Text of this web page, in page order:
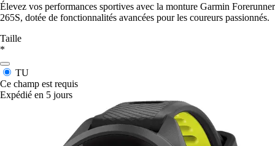
Élevez vos performances sportives avec la monture Garmin Forerunner
265S, dotée de fonctionnalités avancées pour les coureurs passionnés.
Taille
*
TU
Ce champ est requis
Expédié en 5 jours